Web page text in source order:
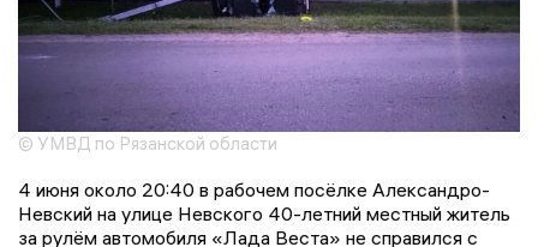
© УМВД по Рязанской области
4 июня около 20:40 в рабочем посёлке Александро-
Невский на улице Невского 40-летний местный житель
за рулём автомобиля «Лада Веста» не справился с